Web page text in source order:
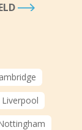
Liverpool